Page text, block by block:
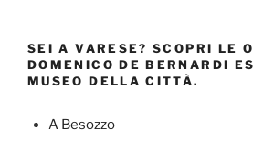
SEI A VARESE? SCOPRI LE
DOMENICO DE BERNARDI
MUSEO DELLA CITTÀ.
A Besozzo